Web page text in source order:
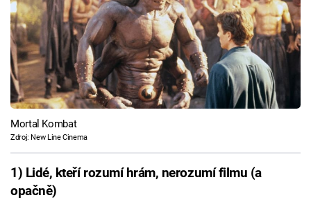
Mortal Kombat
Zdroj: New Line Cinema
1) Lidé, kteří rozumí hrám, nerozumí filmu (a
opačně)